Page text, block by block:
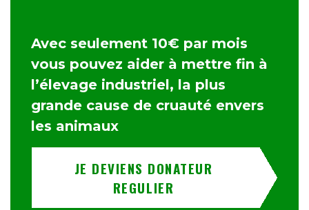
Avec seulement 10€ par mois
vous pouvez aider à mettre fin à
l’élevage industriel, la plus
grande cause de cruauté envers
les animaux
JE DEVIENS DONATEUR
REGULIER